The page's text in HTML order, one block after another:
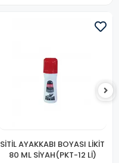
SİTİL AYAKKABI BOYASI LİKİT
80 ML SİYAH(PKT-12 Lİ)